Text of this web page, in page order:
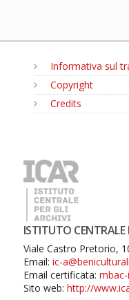
Informativa sul
Copyright
Credits
ISTITUTO CENTRALE
Viale Castro Pretorio,
Email: ic-
Email certificata:
Sito web: http://